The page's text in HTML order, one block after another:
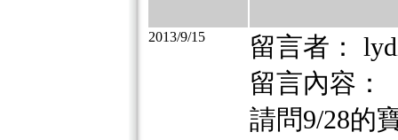
2013/9/15
留言者：
留言內容：
請問9/28的